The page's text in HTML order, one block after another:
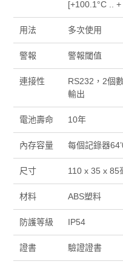
[+100.1°C ..
用法 多次使用
警報 警報閾值
連接性
RS232，2個
輸出
電池壽命 10年
內存容量 每個記錄器
尺寸 110 x 35 x 85
材料 ABS塑料
防護等級 IP54
證書 驗證證書